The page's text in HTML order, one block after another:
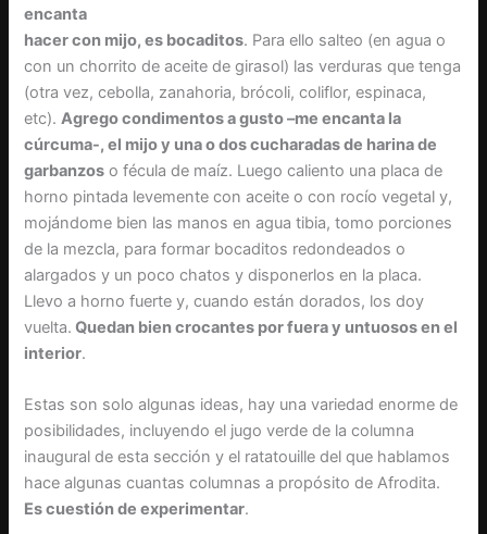
encanta
hacer con mijo, es bocaditos. Para ello salteo (en agua o
con un chorrito de aceite de girasol) las verduras que tenga
(otra vez, cebolla, zanahoria, brócoli, coliflor, espinaca,
etc).Agrego condimentos a gusto –me encanta la
cúrcuma-, el mijo y una o dos cucharadas de harina de
garbanzos o fécula de maíz. Luego caliento una placa de
horno pintada levemente con aceite o con rocío vegetal y,
mojándome bien las manos en agua tibia, tomo porciones
de la mezcla, para formar bocaditos redondeados o
alargados y un poco chatos y disponerlos en la placa.
Llevo a horno fuerte y, cuando están dorados, los doy
vuelta. Quedan bien crocantes por fuera y untuosos en el
interior.
Estas son solo algunas ideas, hay una variedad enorme de
posibilidades, incluyendo el jugo verde de la columna
inaugural de esta sección y el ratatouille del que hablamos
hace algunas cuantas columnas a propósito de Afrodita.
Es cuestión de experimentar.